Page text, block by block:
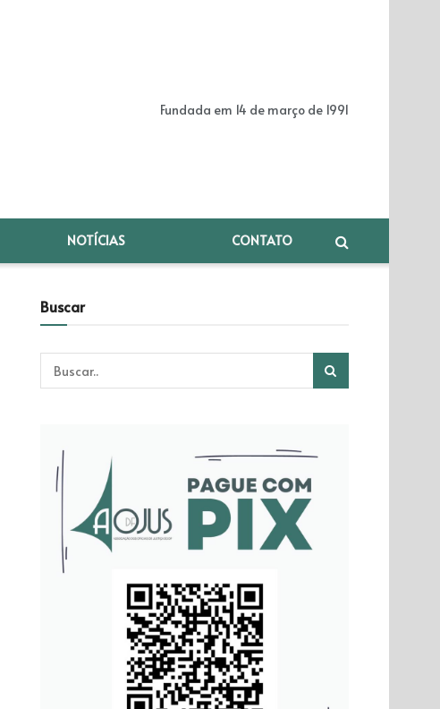
Fundada em 14 de março de 1991
NOTÍCIAS CONTATO
Buscar